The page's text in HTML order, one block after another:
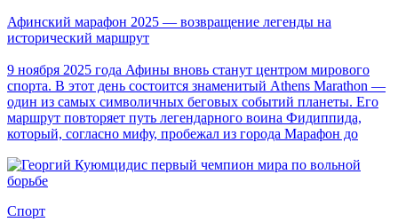
Афинский марафон 2025 — возвращение легенды на
исторический маршрут
9 ноября 2025 года Афины вновь станут центром мирового
спорта. В этот день состоится знаменитый Athens Marathon —
один из самых символичных беговых событий планеты. Его
маршрут повторяет путь легендарного воина Фидиппида,
который, согласно мифу, пробежал из города Марафон до
Спорт